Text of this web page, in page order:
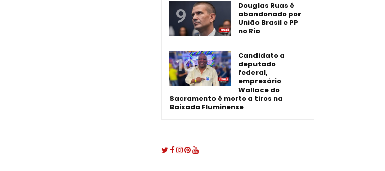
Douglas Ruas é
abandonado por
União Brasil e PP
no Rio
Candidato a
deputado
federal,
empresário
Wallace do
Sacramento é morto a tiros na
Baixada Fluminense